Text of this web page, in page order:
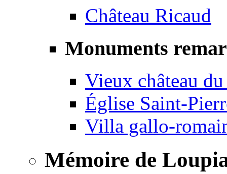
Château Ricaud
Monuments
Vieux château
Église Saint-
Villa gallo-
Mémoire de